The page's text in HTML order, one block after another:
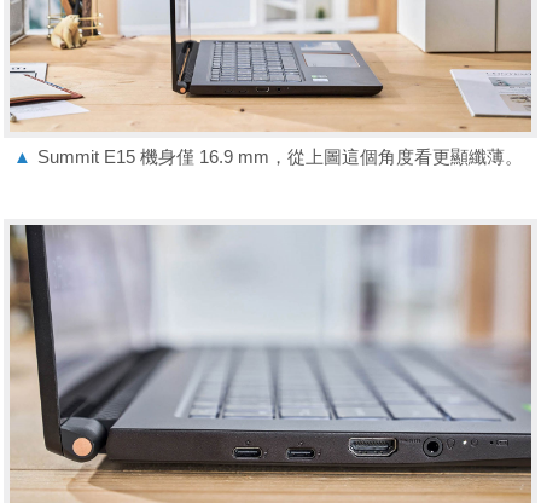
▲ Summit E15 機身僅 16.9 mm，從上圖這個角度看更顯纖薄。